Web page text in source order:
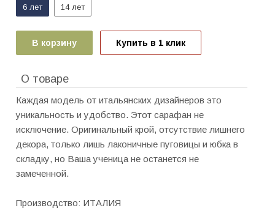
6 лет 14 лет
В корзину Купить в 1 клик
О товаре
Каждая модель от итальянских дизайнеров это
уникальность и удобство. Этот сарафан не
исключение. Оригинальный крой, отсутствие лишнего
декора, только лишь лаконичные пуговицы и юбка в
складку, но Ваша ученица не останется не
замеченной.
Производство: ИТАЛИЯ